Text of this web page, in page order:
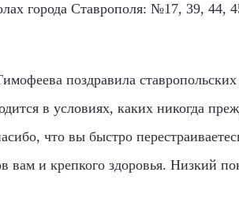
города Ставрополя: №17, 39, 44,
поздравила
в условиях, каких никогда
что вы быстро
вам и крепкого здоровья. Низкий